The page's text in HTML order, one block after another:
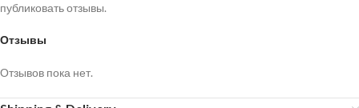
Отзывы
Отзывов пока нет.
публиковать отзывы.